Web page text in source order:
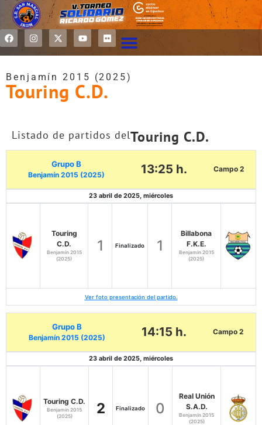
Benjamín 2015 (2025)
Touring C.D.
Listado de partidos delTouring C.D.
Grupo B
Benjamín 2015 (2025) 13:25 h. Campo 2
23 abril de 2025, miércoles
Touring
C.D.
Benjamín 2015
(2025)
1 Finalizado 1
Billabona
F.K.E.
Benjamín 2015
(2025)
Ver foto presentación del partido.
Grupo B
Benjamín 2015 (2025) 14:15 h. Campo 2
23 abril de 2025, miércoles
Touring C.D.
Benjamín 2015
(2025)
2 Finalizado 0
Real Unión
S.A.D.
Benjamín 2015
(2025)